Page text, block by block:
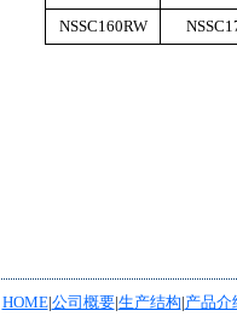
NSSC160RW
HOME|公司概要|生产结构|产品介